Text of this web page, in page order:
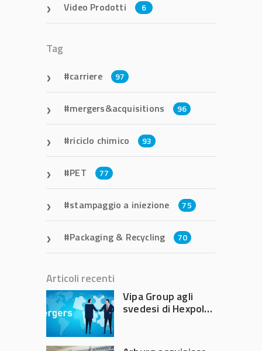
Video Prodotti 6
Tag
carriere 97
mergers&acquisitions 96
riciclo chimico 93
PET 77
stampaggio a iniezione 75
Packaging & Recycling 70
Articoli recenti
Vipa Group agli
svedesi di Hexpol